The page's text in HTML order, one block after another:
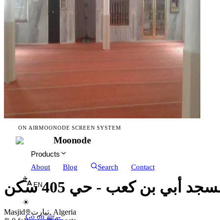
ON AIRMOONODE SCREEN SYSTEM
Moonode
Products
About
Blog Search Contact
EN
☀
Go on air→
أبي بن كعب - حي 405 سكن
Masjid
تيارت, Algeria